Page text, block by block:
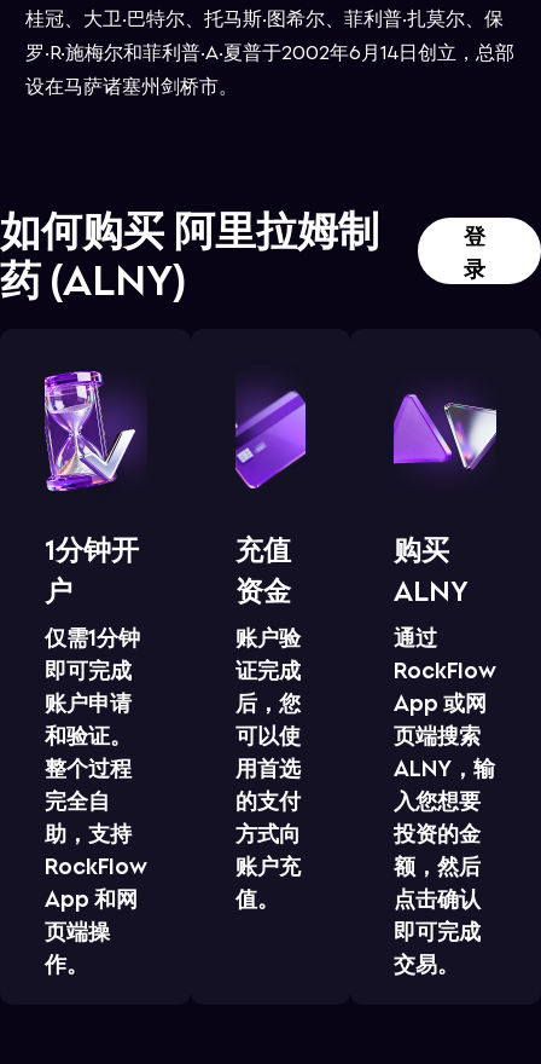
桂冠、大卫·巴特尔、托马斯·图希尔、菲利普·扎莫尔、保
罗·R·施梅尔和菲利普·A·夏普于2002年6月14日创立，总部
设在马萨诸塞州剑桥市。
如何购买阿里拉姆制
药(ALNY)
登
录
1分钟开
户
仅需1分钟
即可完成
账户申请
和验证。
整个过程
完全自
助，支持
RockFlow
App 和网
页端操
作。
充值
资金
账户验
证完成
后，您
可以使
用首选
的支付
方式向
账户充
值。
购买
ALNY
通过
RockFlow
App 或网
页端搜索
ALNY，输
入您想要
投资的金
额，然后
点击确认
即可完成
交易。